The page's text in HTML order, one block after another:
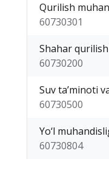
Qurilish
60730301
Shahar
60730200
Suv ta’minoti
60730500
Yo‘l
60730804